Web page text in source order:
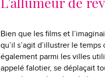
Bien que les films et
qu’il s’agit d’illustrer le
également parmi les villes
appelé falotier, se déplaçait